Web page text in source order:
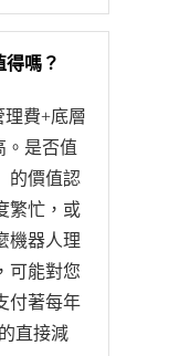
得嗎？
理費+底層
。是否值
的價值認
繁忙，或
機器人理
可能對您
付著每年
直接減